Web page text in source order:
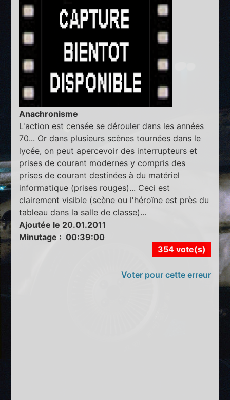
Anachronisme
L'action est censée se dérouler dans les années
70... Or dans plusieurs scènes tournées dans le
lycée, on peut apercevoir des interrupteurs et
prises de courant modernes y compris des
prises de courant destinées à du matériel
informatique (prises rouges)... Ceci est
clairement visible (scène ou l'héroïne est près du
tableau dans la salle de classe)...
Ajoutée le 20.01.2011
Minutage : 00:39:00
354 vote(s)
Voter pour cette erreur